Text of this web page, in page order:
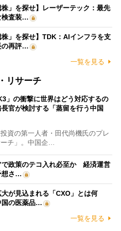
株」を探せ】レーザーテック：最先
検査装…
株」を探せ】TDK：AIインフラを支
の再評…
一覧を見る
リサーチ
」の衝撃に世界はどう対応するの
官が検討する「蒸留を行う中国
資の第一人者・田代尚機氏のプレ
チ」。中国企…
で政策のテコ入れ必至か 経済運営
想さ…
が見込まれる「CXO」とは何
の医薬品…
一覧を見る